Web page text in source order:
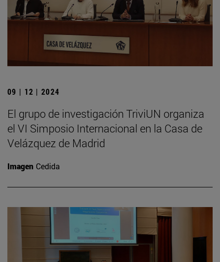
09 | 12 | 2024
El grupo de investigación TriviUN organiza
el VI Simposio Internacional en la Casa de
Velázquez de Madrid
Imagen Cedida